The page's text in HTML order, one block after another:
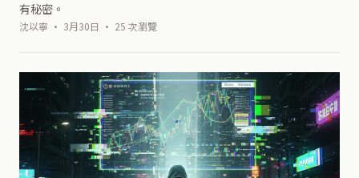
有秘密。
沈以寧 · 3月30日 · 25 次瀏覽